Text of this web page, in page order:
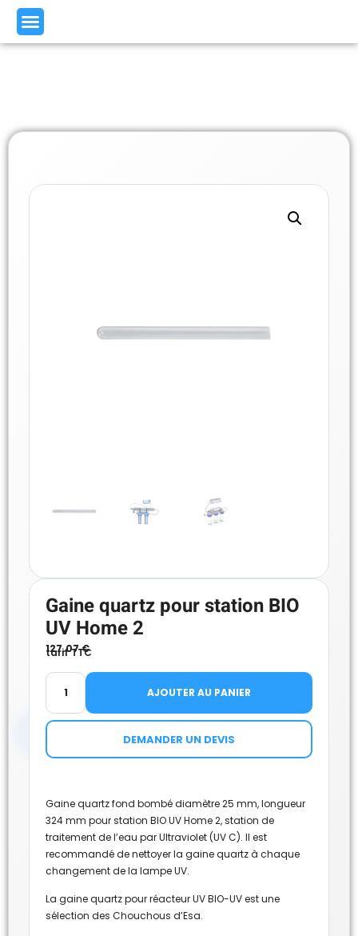
Gaine quartz pour station BIO
UV Home 2
127.07€
tarif TTC
AJOUTER AU PANIER
DEMANDER UN DEVIS
Gaine quartz fond bombé diamètre 25 mm, longueur
324 mm pour station BIO UV Home 2, station de
traitement de l’eau par Ultraviolet (UV C). Il est
recommandé de nettoyer la gaine quartz à chaque
changement de la lampe UV.
La gaine quartz pour réacteur UV BIO-UV est une
sélection des Chouchous d’Esa.